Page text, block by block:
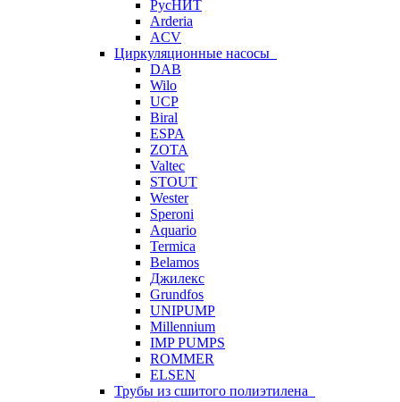
РусНИТ
Arderia
ACV
Циркуляционные насосы
DAB
Wilo
UCP
Biral
ESPA
ZOTA
Valtec
STOUT
Wester
Speroni
Aquario
Termica
Belamos
Джилекс
Grundfos
UNIPUMP
Millennium
IMP PUMPS
ROMMER
ELSEN
Трубы из сшитого полиэтилена